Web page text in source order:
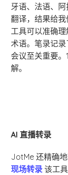
牙语、法语、
翻译，结果给
工具可以准确
术语。笔录记
会议至关重要
解。
AI 直播转录
JotMe 还精确
现场转录 该工